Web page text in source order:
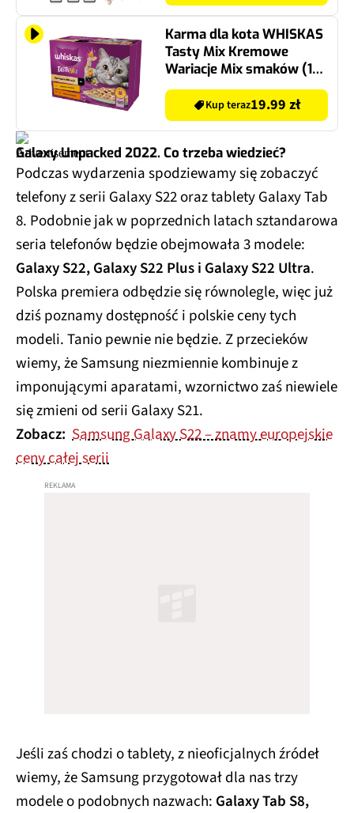
Karma dla kota WHISKAS
Tasty Mix Kremowe
Wariacje Mix smaków (12
x 85 g)
Kup teraz19.99 zł
Galaxy Unpacked 2022. Co trzeba wiedzieć?
Podczas wydarzenia spodziewamy się zobaczyć
telefony z serii Galaxy S22 oraz tablety Galaxy Tab
8. Podobnie jak w poprzednich latach sztandarowa
seria telefonów będzie obejmowała 3 modele:
Galaxy S22, Galaxy S22 Plus i Galaxy S22 Ultra.
Polska premiera odbędzie się równolegle, więc już
dziś poznamy dostępność i polskie ceny tych
modeli. Tanio pewnie nie będzie. Z przecieków
wiemy, że Samsung niezmiennie kombinuje z
imponującymi aparatami, wzornictwo zaś niewiele
się zmieni od serii Galaxy S21.
Zobacz: Samsung Galaxy S22 – znamy europejskie
ceny całej serii
Jeśli zaś chodzi o tablety, z nieoficjalnych źródeł
wiemy, że Samsung przygotował dla nas trzy
modele o podobnych nazwach: Galaxy Tab S8,